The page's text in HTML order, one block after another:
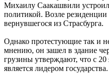
Михаилу Саакашвили
политикой. Возле резиденции
вернувшегося из Страсбурга.
Однако протестующие так и
мнению, он зашел в здание
грузины утверждают, что с
является лидером государства.